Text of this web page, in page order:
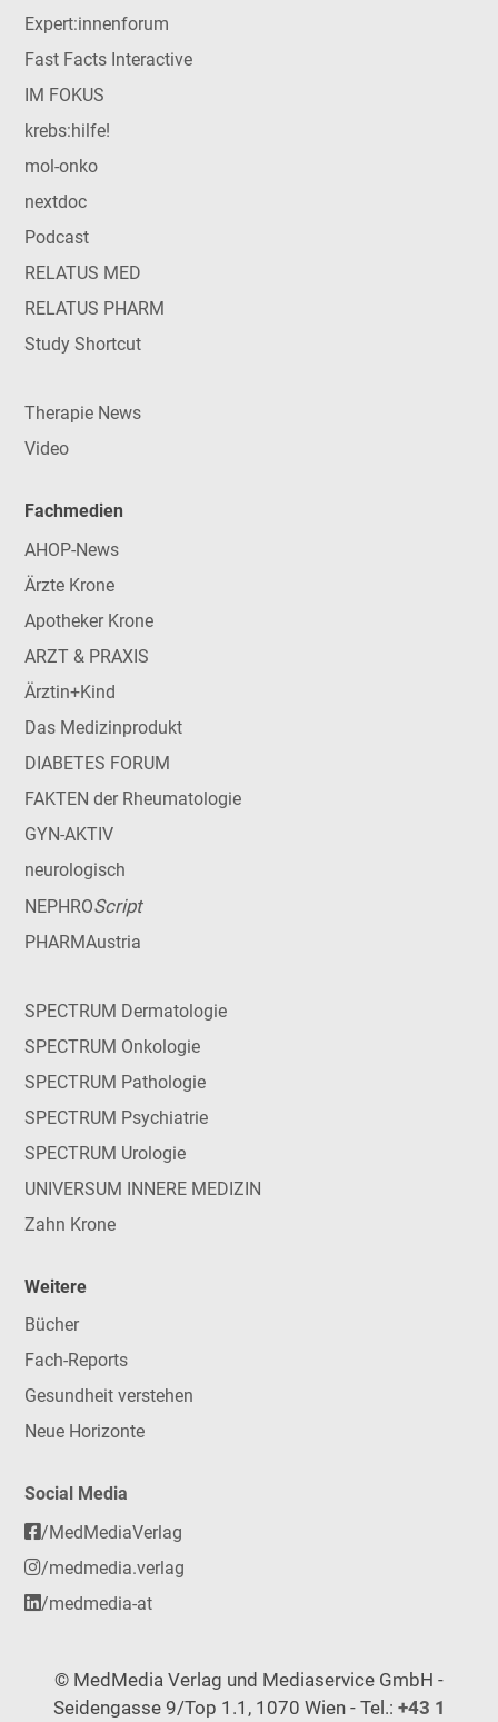
Expert:innenforum
Fast Facts Interactive
IM FOKUS
krebs:hilfe!
mol-onko
nextdoc
Podcast
RELATUS MED
RELATUS PHARM
Study Shortcut
Therapie News
Video
Fachmedien
AHOP-News
Ärzte Krone
Apotheker Krone
ARZT & PRAXIS
Ärztin+Kind
Das Medizinprodukt
DIABETES FORUM
FAKTEN der Rheumatologie
GYN-AKTIV
neurologisch
NEPHROScript
PHARMAustria
SPECTRUM Dermatologie
SPECTRUM Onkologie
SPECTRUM Pathologie
SPECTRUM Psychiatrie
SPECTRUM Urologie
UNIVERSUM INNERE MEDIZIN
Zahn Krone
Weitere
Bücher
Fach-Reports
Gesundheit verstehen
Neue Horizonte
Social Media
/MedMediaVerlag
/medmedia.verlag
/medmedia-at
© MedMedia Verlag und Mediaservice GmbH -
Seidengasse 9/Top 1.1, 1070 Wien - Tel.: +43 1